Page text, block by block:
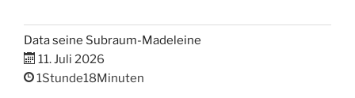
Data seine Subraum-Madeleine
11. Juli 2026
1Stunde18Minuten